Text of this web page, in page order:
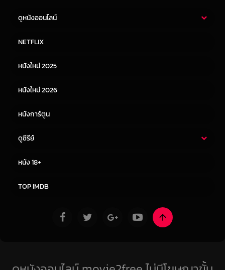
ดูหนังออนไลน์
หนังจีน
NETFLIX
หนังใหม่ 2025
หนังใหม่ 2026
หนังการ์ตูน
ดูซีรีย์
หนัง 18+
TOP IMDB